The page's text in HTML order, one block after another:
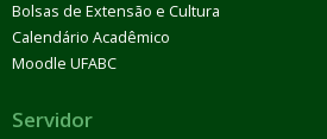
Bolsas de Extensão e Cultura
Calendário Acadêmico
Moodle UFABC
Servidor